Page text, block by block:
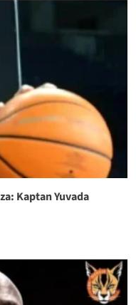
Kaptan Yuvada